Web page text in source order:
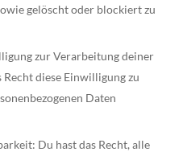
gelöscht oder blockiert zu
zur Verarbeitung deiner
diese Einwilligung zu
Daten
Du hast das Recht, alle